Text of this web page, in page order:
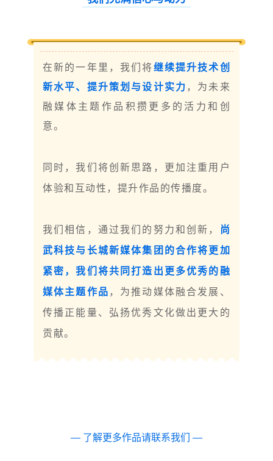
在新的一年里，我们将继续提升技术创
新水平、提升策划与设计实力 ，为未来
融媒体主题作品积攒更多的活力和创
意。
同时，我们将创新思路，更加注重用户
体验和互动性，提升作品的传播度。
我们相信，通过我们的努力和创新，
尚
武科技与长城新媒体集团的合作将更加
紧密，我们将共同打造出更多优秀的融
媒体主题作品 ，为推动媒体融合发展、
传播正能量、弘扬优秀文化做出更大的
贡献。
— 了解更多作品请联系我们 —